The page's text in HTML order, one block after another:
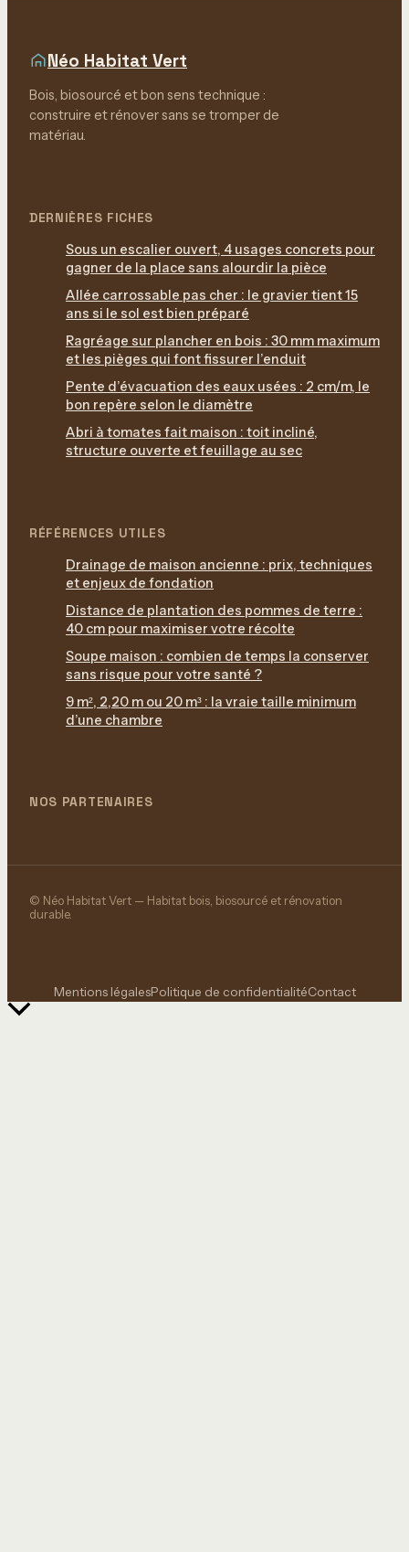
Néo Habitat Vert
Bois, biosourcé et bon sens technique :
construire et rénover sans se tromper de
matériau.
DERNIÈRES FICHES
Sous un escalier ouvert, 4 usages concrets pour
gagner de la place sans alourdir la pièce
Allée carrossable pas cher : le gravier tient 15
ans si le sol est bien préparé
Ragréage sur plancher en bois : 30 mm maximum
et les pièges qui font fissurer l’enduit
Pente d’évacuation des eaux usées : 2 cm/m, le
bon repère selon le diamètre
Abri à tomates fait maison : toit incliné,
structure ouverte et feuillage au sec
RÉFÉRENCES UTILES
Drainage de maison ancienne : prix, techniques
et enjeux de fondation
Distance de plantation des pommes de terre :
40 cm pour maximiser votre récolte
Soupe maison : combien de temps la conserver
sans risque pour votre santé ?
9 m², 2,20 m ou 20 m³ : la vraie taille minimum
d’une chambre
NOS PARTENAIRES
© Néo Habitat Vert — Habitat bois, biosourcé et rénovation
durable.
Mentions légalesPolitique de confidentialitéContact